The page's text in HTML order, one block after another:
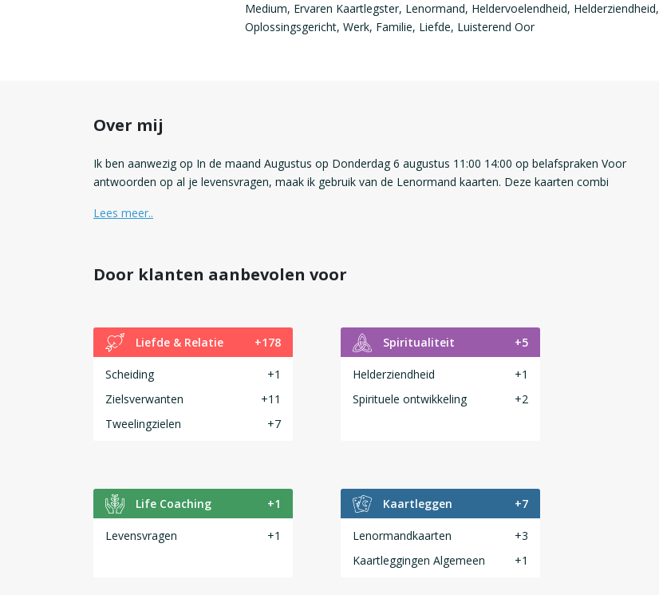
Medium, Ervaren Kaartlegster, Lenormand, Heldervoelendheid, Helderziendheid,
Oplossingsgericht, Werk, Familie, Liefde, Luisterend Oor
Over mij
Ik ben aanwezig op In de maand Augustus op Donderdag 6 augustus 11:00 14:00 op belafspraken Voor
antwoorden op al je levensvragen, maak ik gebruik van de Lenormand kaarten. Deze kaarten combi
Lees meer..
Door klanten aanbevolen voor
Liefde & Relatie +178
Scheiding
+1
Zielsverwanten
+11
Tweelingzielen
+7
Spiritualiteit +5
Helderziendheid
+1
Spirituele ontwikkeling
+2
Life Coaching +1
Levensvragen +1
Kaartleggen +7
Lenormandkaarten
+3
Kaartleggingen Algemeen
+1